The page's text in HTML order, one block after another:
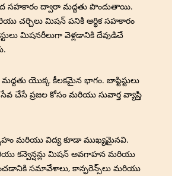
సహకారం ద్వారా మద్దతు పొందుతాయి.
చర్చిలు మిషన్ పనికి ఆర్థిక సహకారం
మిషనరీలుగా వెళ్లడానికి దేవుడిచే
మద్దతు యొక్క కీలకమైన భాగం. బాప్టిస్టులు
చేసే ప్రజల కోసం మరియు సువార్త వ్యాప్తి
మరియు విద్య కూడా ముఖ్యమైనవి.
కన్వెన్షన్లు మిషన్ అవగాహన మరియు
సమావేశాలు, కాన్ఫరెన్స్‌లు మరియు